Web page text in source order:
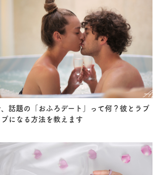
、話題の「おふろデート」って何？彼とラブ
ブになる方法を教えます